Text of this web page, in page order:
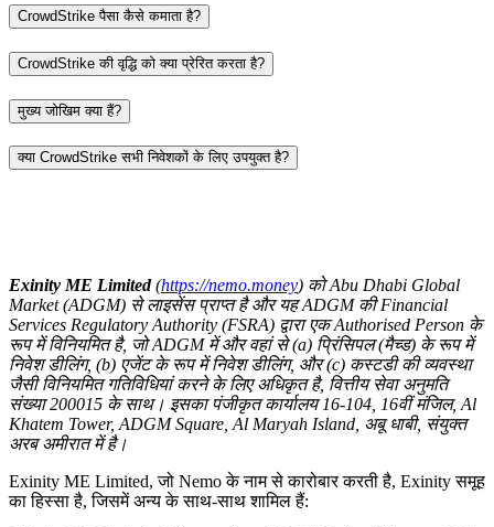
CrowdStrike पैसा कैसे कमाता है?
CrowdStrike की वृद्धि को क्या प्रेरित करता है?
मुख्य जोखिम क्या हैं?
क्या CrowdStrike सभी निवेशकों के लिए उपयुक्त है?
Exinity ME Limited(https://nemo.money) को Abu Dhabi Global
Market (ADGM) से लाइसेंस प्राप्त है और यह ADGM की Financial
Services Regulatory Authority (FSRA) द्वारा एक Authorised Person के
रूप में विनियमित है, जो ADGM में और वहां से (a) प्रिंसिपल (मैच्ड) के रूप में
निवेश डीलिंग, (b) एजेंट के रूप में निवेश डीलिंग, और (c) कस्टडी की व्यवस्था
जैसी विनियमित गतिविधियां करने के लिए अधिकृत है, वित्तीय सेवा अनुमति
संख्या 200015 के साथ। इसका पंजीकृत कार्यालय 16-104, 16वीं मंजिल, Al
Khatem Tower, ADGM Square, Al Maryah Island, अबू धाबी, संयुक्त
अरब अमीरात में है।
Exinity ME Limited, जो Nemo के नाम से कारोबार करती है, Exinity समूह
का हिस्सा है, जिसमें अन्य के साथ-साथ शामिल हैं: